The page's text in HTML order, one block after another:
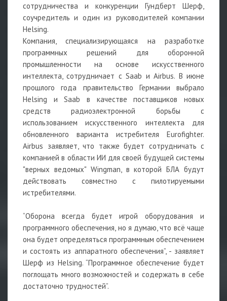
сотрудничества и конкуренции Гундберт Шерф,
соучредитель и один из руководителей компании
Helsing.
Компания, специализирующаяся на разработке
программных решений для оборонной
промышленности на основе искусственного
интеллекта, сотрудничает с Saab и Airbus. В июне
прошлого года правительство Германии выбрало
Helsing и Saab в качестве поставщиков новых
средств радиоэлектронной борьбы с
использованием искусственного интеллекта для
обновленного варианта истребителя Eurofighter.
Airbus заявляет, что также будет сотрудничать с
компанией в области ИИ для своей будущей системы
"верных ведомых" Wingman, в которой БЛА будут
действовать совместно с пилотируемыми
истребителями.
“Оборона всегда будет игрой оборудования и
программного обеспечения, но я думаю, что всё чаще
она будет определяться программным обеспечением
и состоять из аппаратного обеспечения”, - заявляет
Шерф из Helsing. “Программное обеспечение будет
поглощать много возможностей и содержать в себе
достаточно трудностей”.